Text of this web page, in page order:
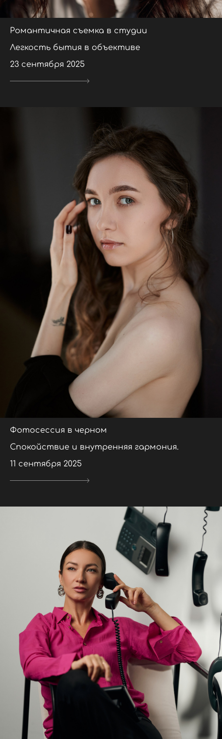
Романтичная съемка в студии
Легкость бытия в объективе
23 сентября 2025
Фотосессия в черном
Спокойствие и внутренняя гармония.
11 сентября 2025